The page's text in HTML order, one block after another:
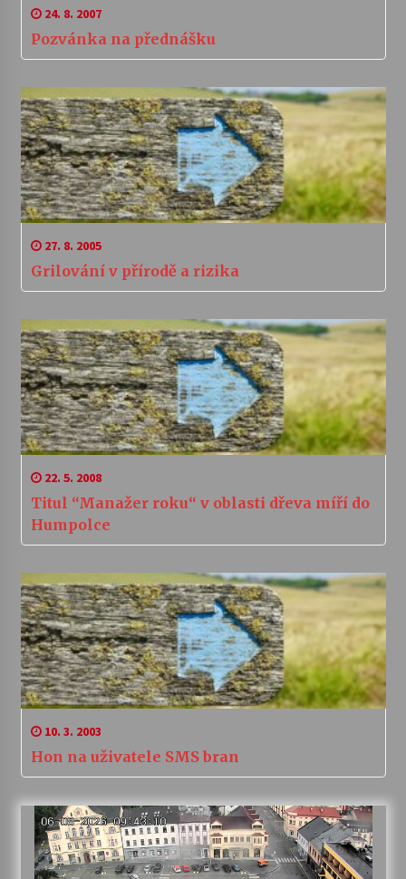
24. 8. 2007
Pozvánka na přednášku
27. 8. 2005
Grilování v přírodě a rizika
22. 5. 2008
Titul “Manažer roku“ v oblasti dřeva míří do
Humpolce
10. 3. 2003
Hon na uživatele SMS bran